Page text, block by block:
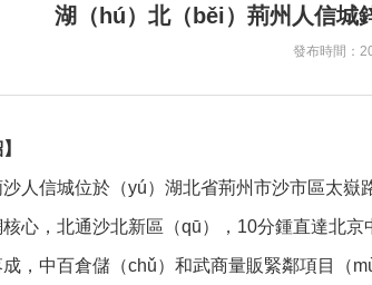
湖（hú）北（běi）荊州人信城
發布時間：
人信城位於（yú）湖北省荊州市沙市區太嶽
心，北通沙北新區（qū），10分鍾直達北
，中百倉儲（chǔ）和武商量販緊鄰項目（